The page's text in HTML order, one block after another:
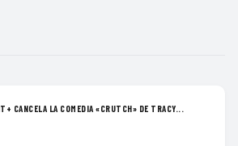
CANCELA LA COMEDIA «CRUTCH» DE TRACY...